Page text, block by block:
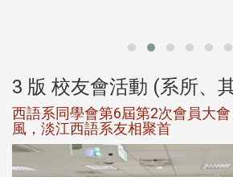
3 版 校友會活動 (系所、
西語系同學會第6屆第2次會員大
風，淡江西語系友相聚首